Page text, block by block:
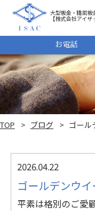
大型板金・精密板
【株式会社アイザ
お電話
TOP ブログ ゴール
2026.04.22
ゴールデンウ
平素は格別のご愛